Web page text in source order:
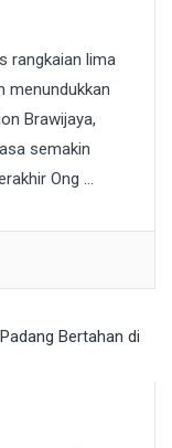
rangkaian lima
menundukkan
Brawijaya,
semakin
Ong ...